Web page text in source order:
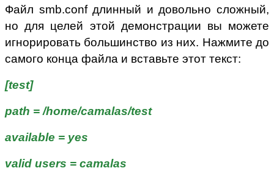
Файл smb.conf длинный и довольно сложный,
но для целей этой демонстрации вы можете
игнорировать большинство из них. Нажмите до
самого конца файла и вставьте этот текст:
[test]
path = /home/camalas/test
available = yes
valid users = camalas